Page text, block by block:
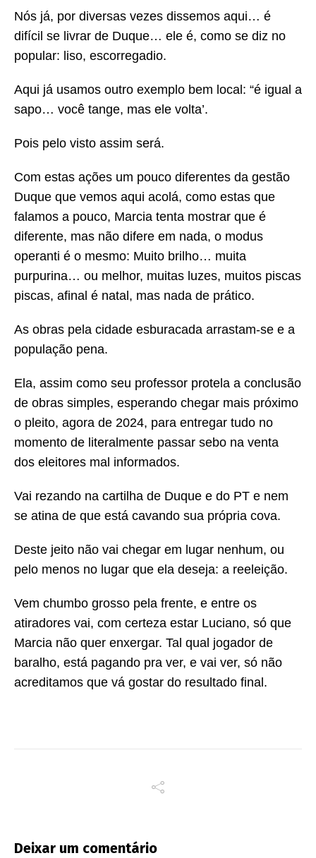
Nós já, por diversas vezes dissemos aqui… é
difícil se livrar de Duque… ele é, como se diz no
popular: liso, escorregadio.
Aqui já usamos outro exemplo bem local: “é igual a
sapo… você tange, mas ele volta’.
Pois pelo visto assim será.
Com estas ações um pouco diferentes da gestão
Duque que vemos aqui acolá, como estas que
falamos a pouco, Marcia tenta mostrar que é
diferente, mas não difere em nada, o modus
operanti é o mesmo: Muito brilho… muita
purpurina… ou melhor, muitas luzes, muitos piscas
piscas, afinal é natal, mas nada de prático.
As obras pela cidade esburacada arrastam-se e a
população pena.
Ela, assim como seu professor protela a conclusão
de obras simples, esperando chegar mais próximo
o pleito, agora de 2024, para entregar tudo no
momento de literalmente passar sebo na venta
dos eleitores mal informados.
Vai rezando na cartilha de Duque e do PT e nem
se atina de que está cavando sua própria cova.
Deste jeito não vai chegar em lugar nenhum, ou
pelo menos no lugar que ela deseja: a reeleição.
Vem chumbo grosso pela frente, e entre os
atiradores vai, com certeza estar Luciano, só que
Marcia não quer enxergar. Tal qual jogador de
baralho, está pagando pra ver, e vai ver, só não
acreditamos que vá gostar do resultado final.
Deixar um comentário